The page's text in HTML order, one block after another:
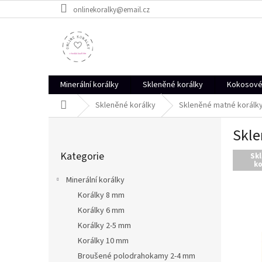
na
onlinekoralky@email.cz
Minerální korálky Skleněné korálky
Domů Skleněné korálky Skleněné matné
kategorie
Kategorie
Minerální korálky
Korálky 8 mm
Korálky 6 mm
Korálky 2-5 mm
Korálky 10 mm
Broušené polodrahokamy 2-4 mm